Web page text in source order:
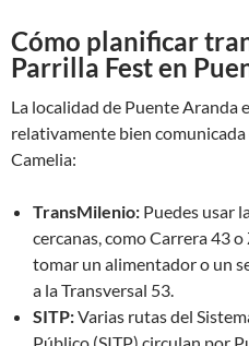
Cómo planificar
Parrilla Fest en
La localidad de Puente Aranda
relativamente bien
Camelia:
TransMilenio: Puedes usar
cercanas, como Carrera 43
tomar un alimentador o un
a la Transversal 53.
SITP:Varias rutas del